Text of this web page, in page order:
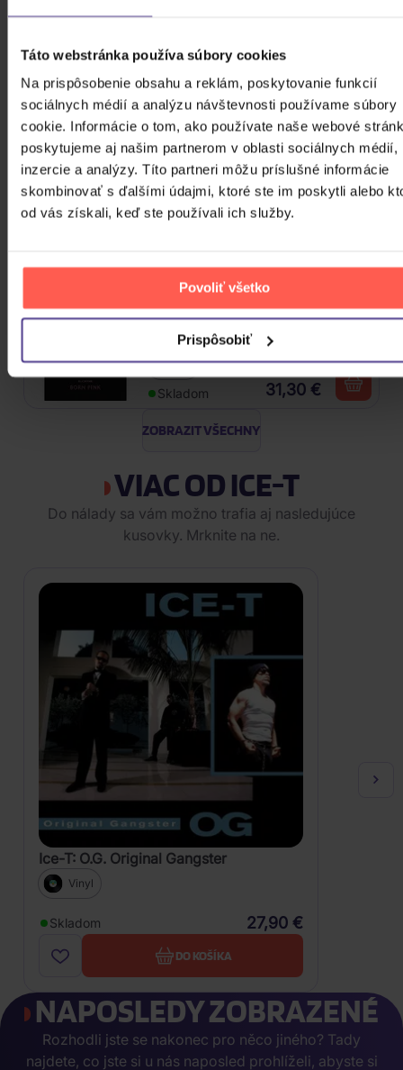
Táto webstránka používa súbory cookies
Na prispôsobenie obsahu a reklám, poskytovanie funkcií
sociálnych médií a analýzu návštevnosti používame súbory
cookie. Informácie o tom, ako používate naše webové
poskytujeme aj našim partnerom v oblasti sociálnych médií,
inzercie a analýzy. Títo partneri môžu príslušné informácie
skombinovať s ďalšími údajmi, ktoré ste im poskytli alebo
od vás získali, keď ste používali ich služby.
Povoliť všetko
Prispôsobiť
CD
Skladom 29,20 €
Stray Kids: Maxident
CD
Blackpink: Born Pink (BOX, Pink
Version)
CD
Skladom 31,30 €
ZOBRAZIT VŠECHNY
VIAC OD ICE-T
Do nálady sa vám možno trafia aj nasledujúce
kusovky. Mrknite na ne.
Ice-T: O.G. Original Gangster
Vinyl
Skladom 27,90 €
DO KOŠÍKA
NAPOSLEDY ZOBRAZENÉ
Rozhodli jste se nakonec pro něco jiného? Tady
najdete, co jste si u nás naposled prohlíželi, abyste si